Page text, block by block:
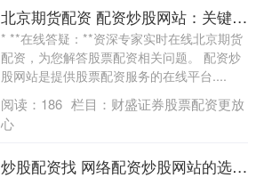
北京期货配资 配资炒股网站：关键因素需了解
* **在线答疑：**资深专家实时在线北京期货
配资，为您解答股票配资相关问题。 配资炒
股网站是提供股票配资服务的在线平台....
阅读： 186 栏目： 财盛证券股票配资更放
心
炒股配资找 网络配资炒股网站的选择与比较